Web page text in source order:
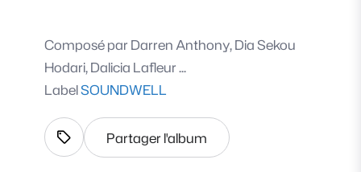
Composé par Darren Anthony, Dia Sekou
Hodari, Dalicia Lafleur ...
LabelSOUNDWELL
Afficher les tags
Partager l'album